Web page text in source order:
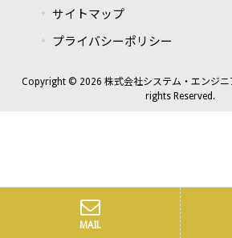
サイトマップ
プライバシーポリシー
Copyright © 2026 株式会社システム・エンジニ
rights Reserved.
MAIL